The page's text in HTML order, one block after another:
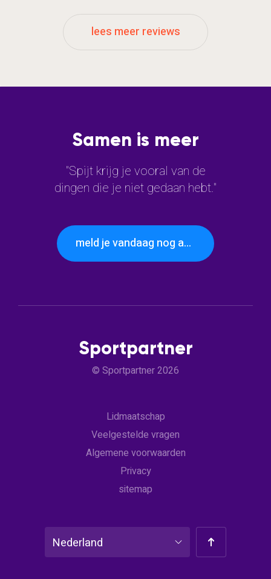
lees meer reviews
Samen is meer
"Spijt krijg je vooral van de
dingen die je niet gedaan hebt."
meld je vandaag nog aan
Sportpartner
© Sportpartner 2026
Lidmaatschap
Veelgestelde vragen
Algemene voorwaarden
Privacy
sitemap